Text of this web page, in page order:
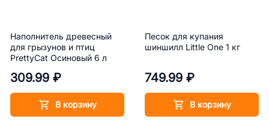
Наполнитель древесный
для грызунов и птиц
PrettyCat Осиновый 6 л
309.99 ₽
В корзину
Песок для купания
шиншилл Little One 1 кг
749.99 ₽
В корзину